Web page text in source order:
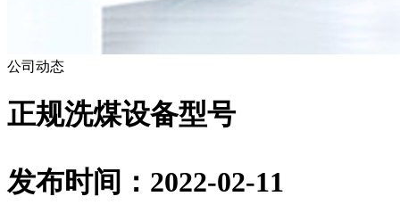
公司动态
正规洗煤设备型号
发布时间：2022-02-11